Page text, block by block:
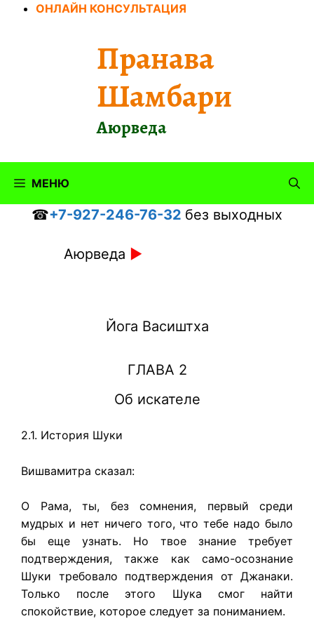
ПерейтиОНЛАЙН КОНСУЛЬТАЦИЯ
Пранава
Шамбари
Аюрведа
МЕНЮ
☎+7-927-246-76-32 без выходных
Аюрведа ►
Йога Васиштха
ГЛАВА 2
Об искателе
2.1. История Шуки
Вишвамитра сказал:
О Рама, ты, без сомнения, первый среди
мудрых и нет ничего того, что тебе надо было
бы еще узнать. Но твое знание требует
подтверждения, также как само-осознание
Шуки требовало подтверждения от Джанаки.
Только после этого Шука смог найти
спокойствие, которое следует за пониманием.